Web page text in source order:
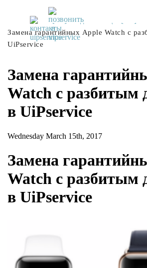
UiPservice »[:ru]Скидки и
Замена гарантийных Apple Watch с
UiPservice
Замена
Watch с разбитым
в UiPservice
Wednesday March 15th, 2017
Замена
Watch с разбитым
в UiPservice